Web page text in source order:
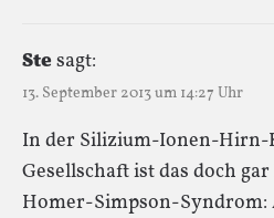
Stesagt:
13. September 2013 um 14:27 Uhr
In der Silizium-Ionen-
Gesellschaft ist das doch
Homer-Simpson-